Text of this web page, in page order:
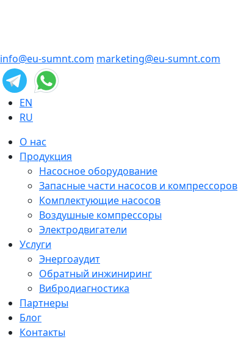
info@eu-sumnt.com marketing@eu-sumnt.com
EN
RU
О нас
Продукция
Насосное оборудование
Запасные части насосов и компрессоров
Комплектующие насосов
Воздушные компрессоры
Электродвигатели
Услуги
Энергоаудит
Обратный инжиниринг
Вибродиагностика
Партнеры
Блог
Контакты